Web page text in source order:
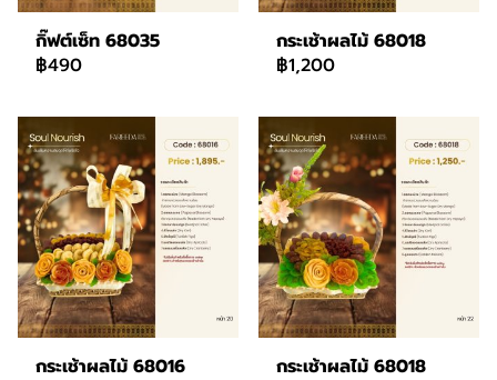
กิ๊ฟต์เซ็ท 68035
฿490
กระเช้าผลไม้ 68018
฿1,200
กระเช้าผลไม้ 68016
กระเช้าผลไม้ 68018